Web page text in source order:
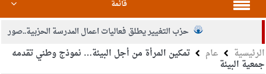
قائمة
حزب التغيير يطلق فعاليات اعمال المدرسة الحزبية..صور
الجيش يفتح باب التجنيد لحملة البكالوريوس في الحقوق والقانون
الرئيسية عام تمكين المرأة من أجل البيئة… نموذج وطني تقدمه
جمعية البيئة